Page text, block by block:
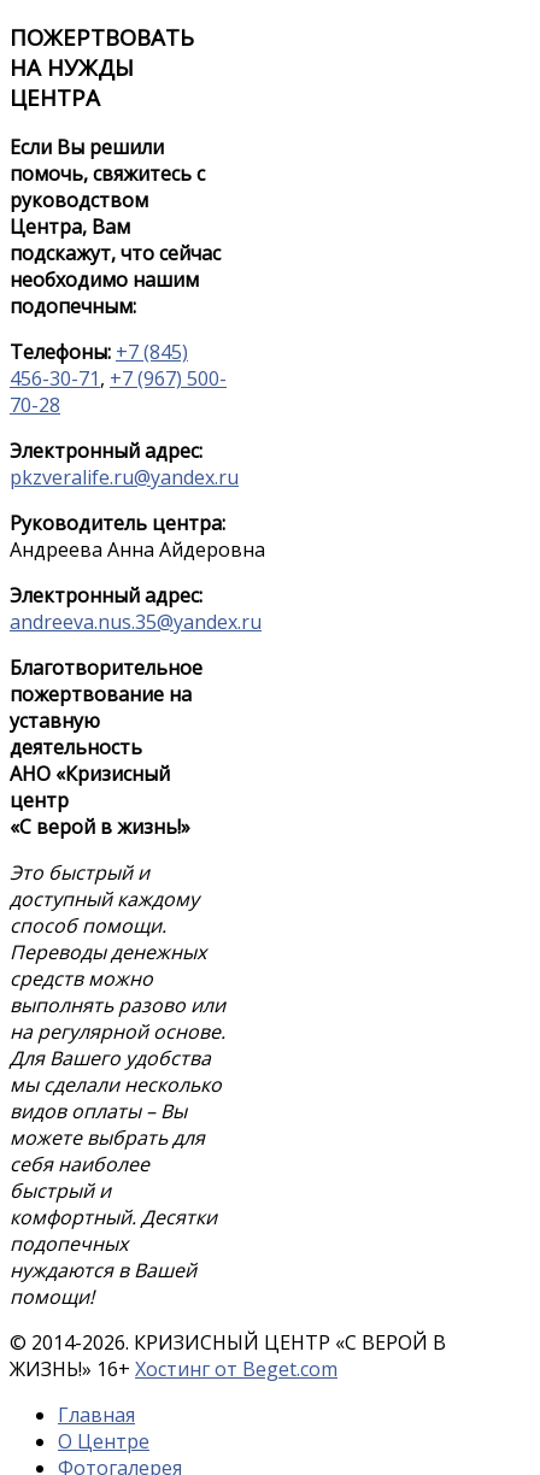
ПОЖЕРТВОВАТЬ
НА НУЖДЫ
ЦЕНТРА
Если Вы решили
помочь, свяжитесь с
руководством
Центра, Вам
подскажут, что сейчас
необходимо нашим
подопечным:
Телефоны: +7 (845)
456-30-71, +7 (967) 500-
70-28
Электронный адрес:
pkzveralife.ru@yandex.ru
Руководитель центра:
Андреева Анна Айдеровна
Электронный адрес:
andreeva.nus.35@yandex.ru
Благотворительное
пожертвование на
уставную
деятельность
АНО «Кризисный
центр
«С верой в жизнь!»
Это быстрый и
доступный каждому
способ помощи.
Переводы денежных
средств можно
выполнять разово или
на регулярной основе.
Для Вашего удобства
мы сделали несколько
видов оплаты – Вы
можете выбрать для
себя наиболее
быстрый и
комфортный. Десятки
подопечных
нуждаются в Вашей
помощи!
© 2014-2026. КРИЗИСНЫЙ ЦЕНТР «С ВЕРОЙ В
ЖИЗНЬ!» 16+ Хостинг от Beget.com
Главная
О Центре
Фотогалерея